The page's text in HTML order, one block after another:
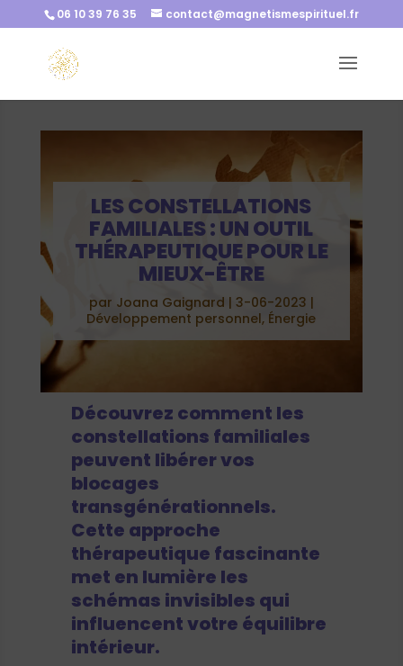
06 10 39 76 35 contact@magnetismespirituel.fr
LES CONSTELLATIONS
FAMILIALES : UN OUTIL
THÉRAPEUTIQUE POUR LE
MIEUX-ÊTRE
par Joana Gaignard | 3-06-2023 |
Développement personnel, Énergie
Découvrez comment les
constellations familiales
peuvent libérer vos
blocages
transgénérationnels.
Cette approche
thérapeutique fascinante
met en lumière les
schémas invisibles qui
influencent votre équilibre
intérieur.